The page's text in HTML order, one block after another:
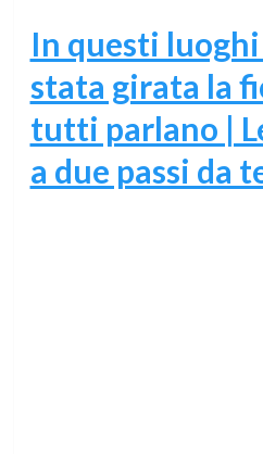
In questi
stata girata la
tutti parlano |
a due passi da